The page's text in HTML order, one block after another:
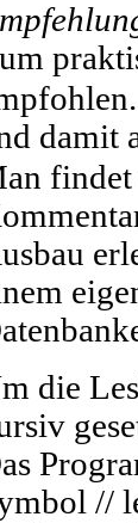
damit
die
//